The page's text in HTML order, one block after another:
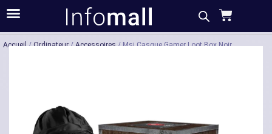
Acheter Description Caractéristiques
Accueil/Ordinateur/Accessoires/ Msi Casque Gamer Loot Box Noir